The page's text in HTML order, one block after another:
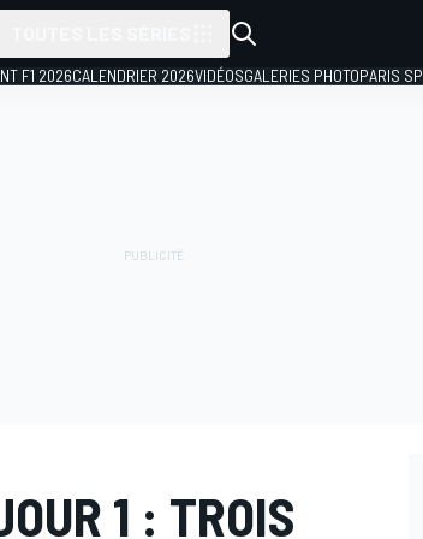
F1 2026CALENDRIER 2026VIDÉOSGALERIES PHOTOPARIS
1 : TROIS